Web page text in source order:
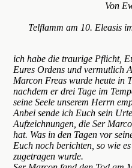
Von
Telflamm am 10. Eleasis
ich habe die traurige Pflicht,
Eures Ordens und vermutlich
Marcon Freas wurde heute in
nachdem er drei Tage im
seine Seele unserem Herrn
Anbei sende ich Euch sein
Aufzeichnungen, die Ser
hat. Was in den Tagen vor
Euch noch berichten, so wie
zugetragen wurde.